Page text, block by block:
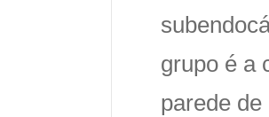
grupo é a
parede